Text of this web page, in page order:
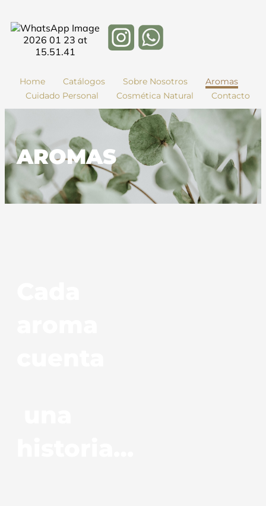
Home Catálogos Sobre Nosotros
Aromas
Cuidado Personal
Cosmética Natural Contacto
AROMAS